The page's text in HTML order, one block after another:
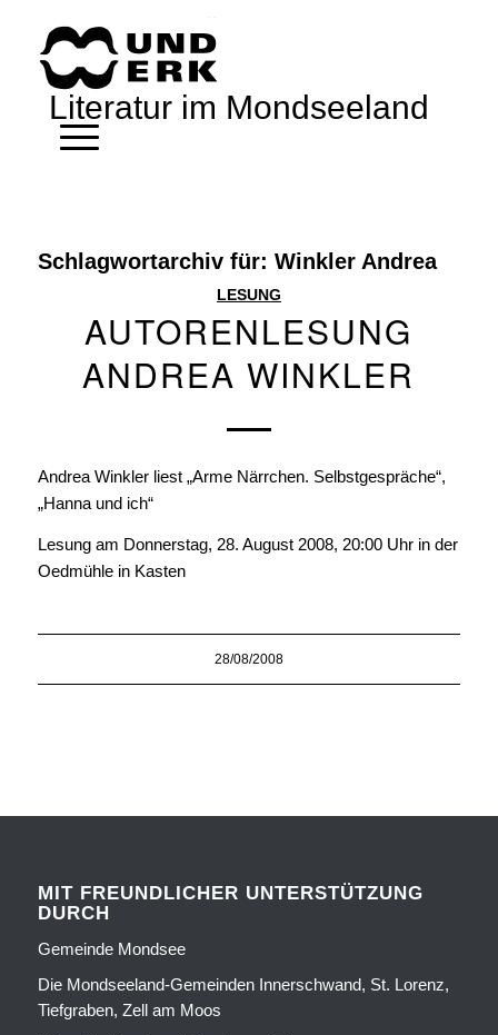
Literatur im Mondseeland
Schlagwortarchiv für: Winkler Andrea
LESUNG
AUTORENLESUNG
ANDREA WINKLER
Andrea Winkler liest „Arme Närrchen. Selbstgespräche“,
„Hanna und ich“
Lesung am Donnerstag, 28. August 2008, 20:00 Uhr in der
Oedmühle in Kasten
28/08/2008
MIT FREUNDLICHER UNTERSTÜTZUNG
DURCH
Gemeinde Mondsee
Die Mondseeland-Gemeinden Innerschwand, St. Lorenz,
Tiefgraben, Zell am Moos